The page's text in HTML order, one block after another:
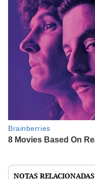
NOTAS RELACIONADAS